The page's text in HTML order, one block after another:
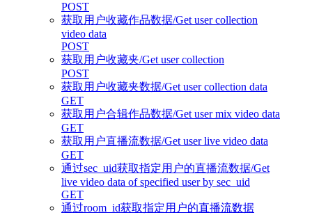
POST
获取用户收藏作品数据/Get user collection
video data
POST
获取用户收藏夹/Get user collection
POST
获取用户收藏夹数据/Get user collection data
GET
获取用户合辑作品数据/Get user mix video data
GET
获取用户直播流数据/Get user live video data
GET
通过sec_uid获取指定用户的直播流数据/Get
live video data of specified user by sec_uid
GET
通过room_id获取指定用户的直播流数据